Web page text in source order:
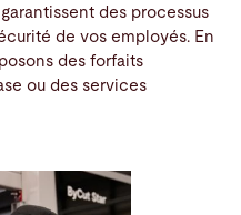
des processus
de vos employés. En
des forfaits
ou des services